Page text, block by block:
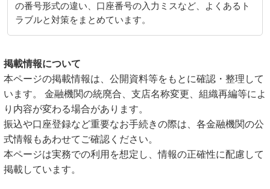
の番号形式の違い、口座番号の入力ミスなど、よくあるト
ラブルと対策をまとめています。
掲載情報について
本ページの掲載情報は、公開資料等をもとに確認・整理して
います。 金融機関の統廃合、支店名称変更、組織再編等によ
り内容が変わる場合があります。
振込や口座登録など重要なお手続きの際は、各金融機関の公
式情報もあわせてご確認ください。
本ページは実務での利用を想定し、情報の正確性に配慮して
掲載しています。